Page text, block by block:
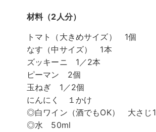
材料（2人分）
トマト（大きめサイズ） 1個
なす（中サイズ） 1本
ズッキーニ 1／2本
ピーマン 2個
玉ねぎ 1／2個
にんにく １かけ
◎白ワイン（酒でもOK） 大さじ1
◎水 50ml